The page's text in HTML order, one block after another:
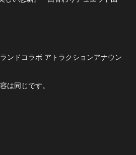
ンドコラボ アトラクションアナウン
は同じです。